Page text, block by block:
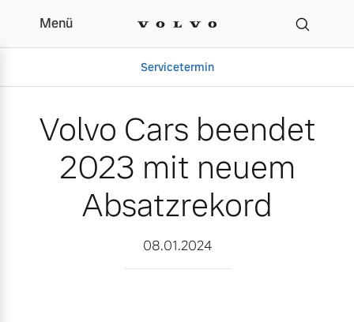
Volvo Cars beendet
Menü
Servicetermin
Aktuelle Zubehörangebote
Volvo Cars beendet
2023 mit neuem
Absatzrekord
08.01.2024